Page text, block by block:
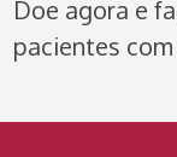
Doe agora e
pacientes